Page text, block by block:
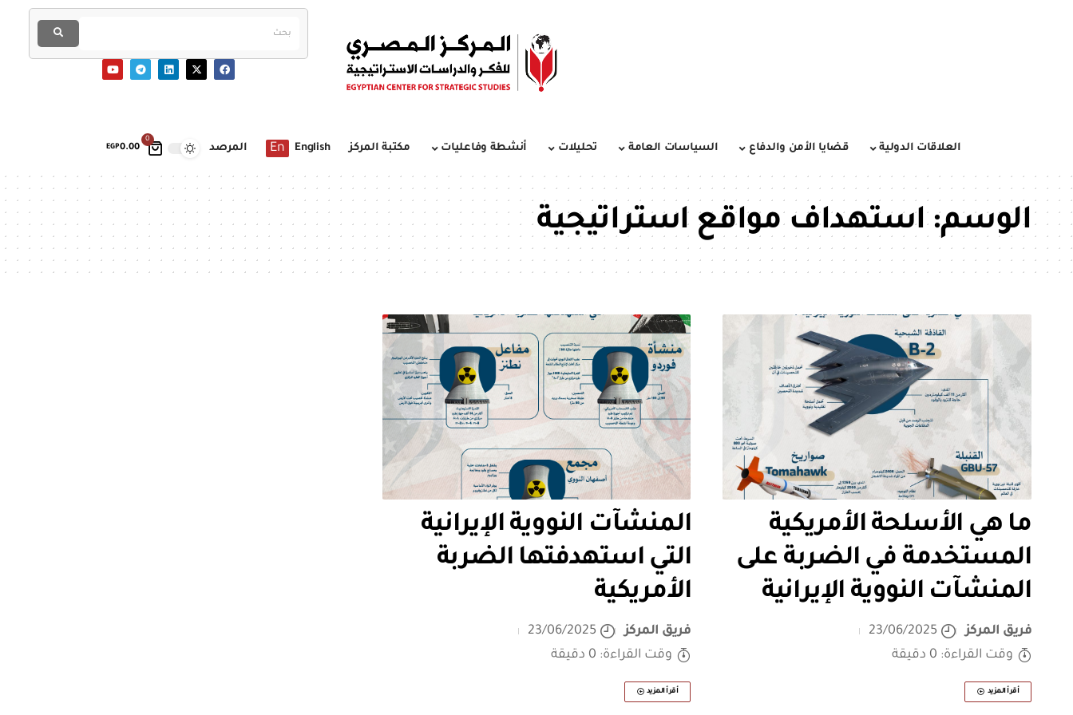
0
EGP0.00 العلاقات الدولية قضايا الأمن والدفاع السياسات العامة تحليلات أنشطة وفاعليات مكتبة المركز English
En المرصد
الوسم:استهداف مواقع استراتيجية
ما هي الأسلحة الأمريكية
المستخدمة في الضربة على
المنشآت النووية الإيرانية
فريق المركز
23/06/2025
وقت القراءة: 0 دقيقة
أقرأ المزيد
المنشآت النووية الإيرانية
التي استهدفتها الضربة
الأمريكية
فريق المركز
23/06/2025
وقت القراءة: 0 دقيقة
أقرأ المزيد